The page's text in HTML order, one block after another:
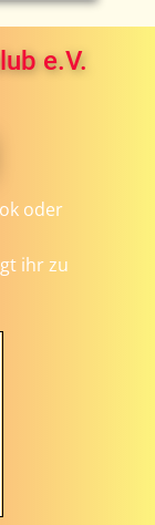
e.V.
oder
ihr zu